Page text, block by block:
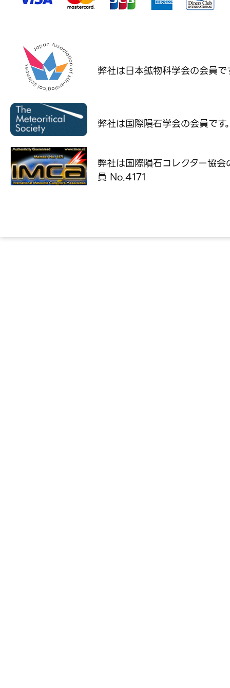
弊社は日本鉱物科学会の会員で
弊社は国際隕石学会の会員です
弊社は国際隕石コレクター協会
員 No.4171